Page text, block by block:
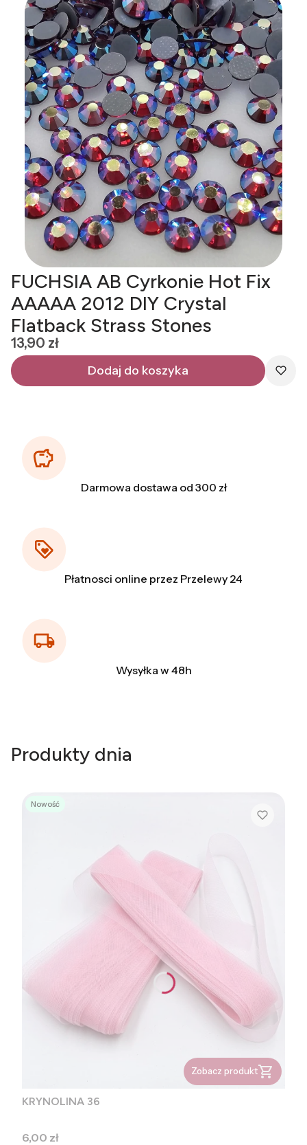
FUCHSIA AB Cyrkonie Hot Fix
AAAAA 2012 DIY Crystal
Flatback Strass Stones
Cena
13,90 zł
Dodaj do koszyka
Darmowa dostawa od 300 zł
Płatnosci online przez Przelewy 24
Wysyłka w 48h
Produkty dnia
Nowość
Zobacz produkt
KRYNOLINA 36
Cena
6,00 zł